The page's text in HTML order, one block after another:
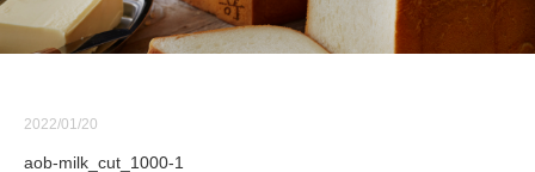
2022/01/20
aob-milk_cut_1000-1